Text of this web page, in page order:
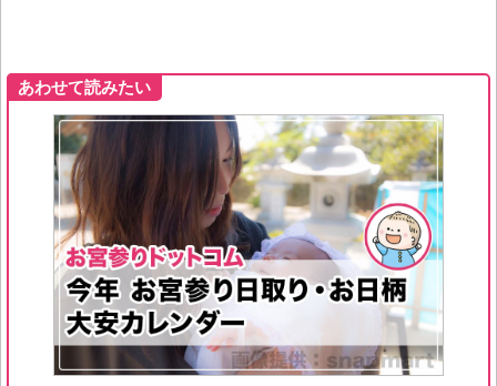
あわせて読みたい